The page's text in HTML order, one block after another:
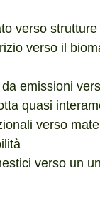
verso
verso il
emissioni
quasi
verso
verso un